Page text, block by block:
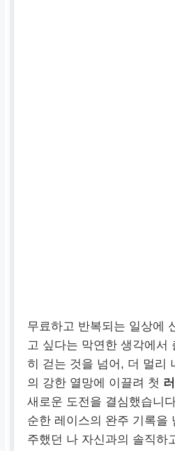
무료하고 반복되는 일상에
고 싶다는 막연한 생각에서
히 걷는 것을 넘어, 더 멀리
의 강한 열망에 이끌려 첫
새로운 도전을 결심했습니
순한 레이스의 완주 기록을
주했던 나 자신과의 솔직하